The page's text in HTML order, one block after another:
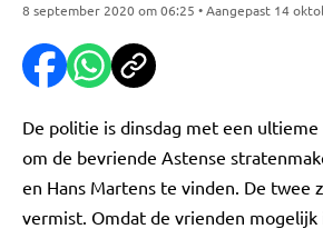
8 september 2020 om 06:25 • Aangepast 14
De politie is dinsdag met een
om de bevriende Astense
en Hans Martens te vinden. De twee
vermist. Omdat de vrienden mogelijk